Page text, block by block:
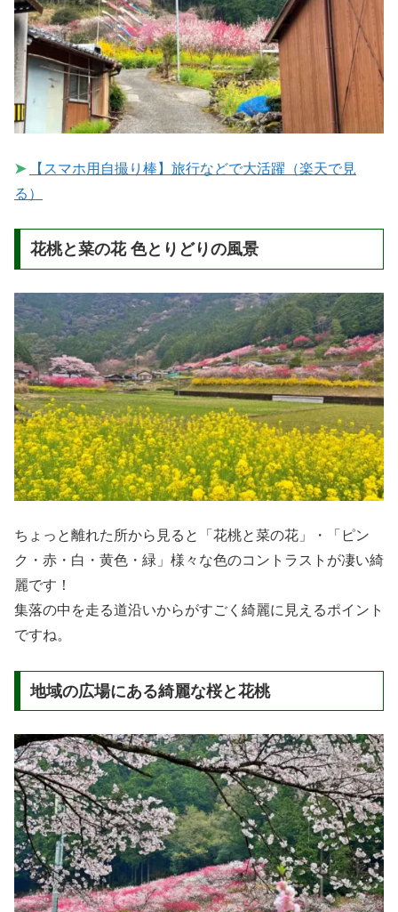
➤
【スマホ用自撮り棒】旅行などで大活躍（楽天で見
る）
花桃と菜の花 色とりどりの風景
ちょっと離れた所から見ると「花桃と菜の花」・「ピン
ク・赤・白・黄色・緑」様々な色のコントラストが凄い綺
麗です！
集落の中を走る道沿いからがすごく綺麗に見えるポイント
ですね。
地域の広場にある綺麗な桜と花桃